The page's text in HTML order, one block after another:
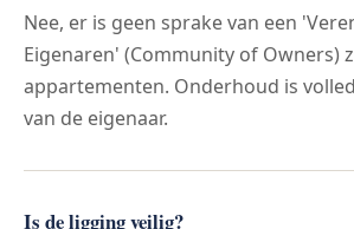
Nee, er is geen sprake van een
Eigenaren' (Community of Owners)
appartementen. Onderhoud is
van de eigenaar.
Is de ligging veilig?